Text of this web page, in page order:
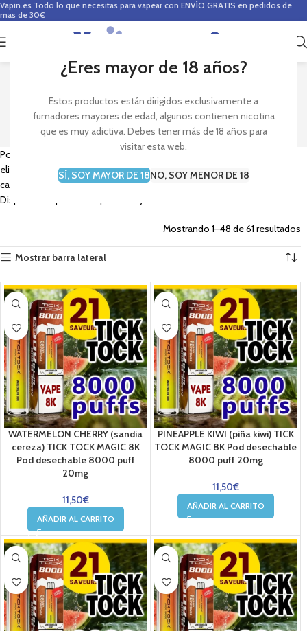
¿Eres mayor de 18 años?
Estos productos están dirigidos exclusivamente a
fumadores mayores de edad, algunos contienen nicotina
que es muy adictiva. Debes tener más de 18 años para
visitar esta web.
SÍ, SOY MAYOR DE 18NO, SOY MENOR DE 18
Vapin.es Todo lo que necesitas para vapear con ENVÍO GRATIS en pedidos de
mas de 30€
0
PODS DESECHABLES
Pods ligeros y pequeños para uso fácil con batería incorporada, 2ml de
eliquid para vapear con calada automática. Te ofrecen sobre 500
caladas tipo MTL con los mas variados sabores y Sales de nicotina.
Dispositivos pensados para usar y una vez terminado desechar.
Mostrando 1–48 de 61 resultados
Mostrar barra lateral
WATERMELON CHERRY (sandia
cereza) TICK TOCK MAGIC 8K
Pod desechable 8000 puff
20mg
11,50€
AÑADIR AL CARRITO
PINEAPPLE KIWI (piña kiwi) TICK
TOCK MAGIC 8K Pod desechable
8000 puff 20mg
11,50€
AÑADIR AL CARRITO